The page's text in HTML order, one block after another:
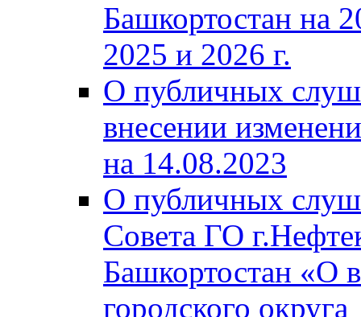
Башкортостан на
2025 и 2026 г.
О публичных
внесении
на 14.08.2023
О публичных
Совета ГО
Башкортостан «О
городского округа